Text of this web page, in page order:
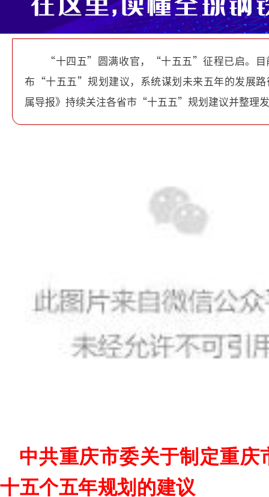
“十四五”圆满收官，“十五五”征程已启。目
布“十五五”规划建议，系统谋划未来五年的发展路
属导报》持续关注各省市“十五五”规划建议并整理
中共重庆市委关于制定重
十五个五年规划的建议